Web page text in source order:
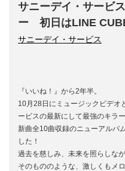
サニーデイ・サービ
ー 初日はLINE
サニーデイ・サービス
『いいね！』から2年半。
10月28日にミュージックビデオ
ービスの最新にして最強のキラ
新曲全10曲収録のニューアルバ
した！
過去を慈しみ、未来を照らしな
そのもののような、激しくもメ